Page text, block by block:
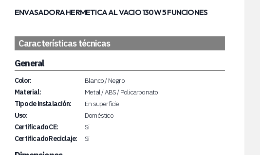
ENVASADORA HERMETICA AL VACIO 130W 5 FUNCIONES
Características técnicas
General
Color:
Blanco / Negro
Material:
Metal / ABS / Policarbonato
Tipo de instalación:
En superficie
Uso:
Doméstico
Certificado CE:
Si
Certificado Reciclaje:
Si